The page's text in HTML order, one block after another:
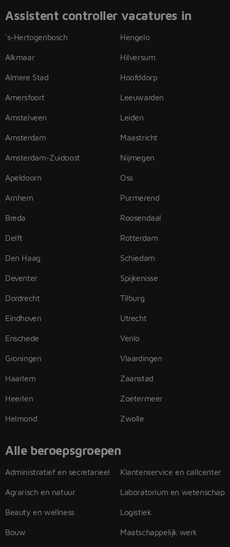
Assistent controller vacatures in
's-Hertogenbosch
Alkmaar
Almere Stad
Amersfoort
Amstelveen
Amsterdam
Amsterdam-Zuidoost
Apeldoorn
Arnhem
Breda
Delft
Den Haag
Deventer
Dordrecht
Eindhoven
Enschede
Groningen
Haarlem
Heerlen
Helmond
Hengelo
Hilversum
Hoofddorp
Leeuwarden
Leiden
Maastricht
Nijmegen
Oss
Purmerend
Roosendaal
Rotterdam
Schiedam
Spijkenisse
Tilburg
Utrecht
Venlo
Vlaardingen
Zaanstad
Zoetermeer
Zwolle
Alle beroepsgroepen
Administratief en secretarieel
Agrarisch en natuur
Beauty en wellness
Bouw
Klantenservice en callcenter
Laboratorium en wetenschap
Logistiek
Maatschappelijk werk